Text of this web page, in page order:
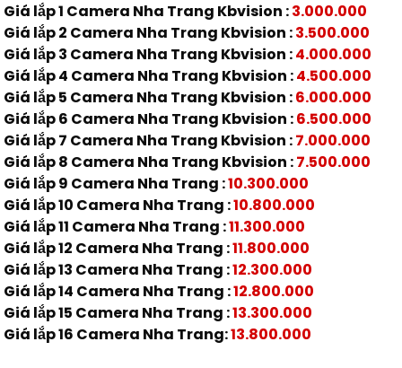
Giá lắp 1 Camera Nha Trang Kbvision :3.000.000
Giá lắp 2 Camera Nha Trang Kbvision :3.500.000
Giá lắp 3 Camera Nha Trang Kbvision :4.000.000
Giá lắp 4 Camera Nha Trang Kbvision :4.500.000
Giá lắp 5 Camera Nha Trang Kbvision :6.000.000
Giá lắp 6 Camera Nha Trang Kbvision :6.500.000
Giá lắp 7 Camera Nha Trang Kbvision :7.000.000
Giá lắp 8 Camera Nha Trang Kbvision :7.500.000
Giá lắp 9 Camera Nha Trang :10.300.000
Giá lắp 10 Camera Nha Trang :10.800.000
Giá lắp 11 Camera Nha Trang :11.300.000
Giá lắp 12 Camera Nha Trang :11.800.000
Giá lắp 13 Camera Nha Trang :12.300.000
Giá lắp 14 Camera Nha Trang :12.800.000
Giá lắp 15 Camera Nha Trang :13.300.000
Giá lắp 16 Camera Nha Trang:13.800.000